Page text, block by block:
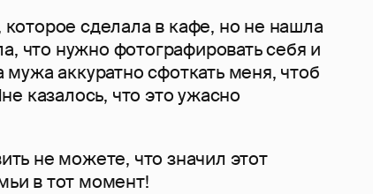
сделала в кафе, но не нашла
что нужно фотографировать себя и
аккуратно сфоткать меня, чтоб
казалось, что это ужасно
не можете, что значил этот
в тот момент!